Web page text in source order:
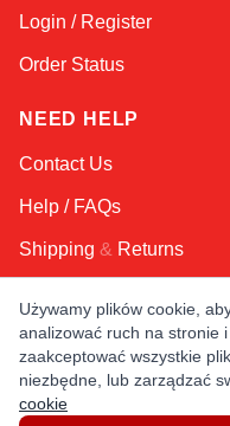
Login / Register
Order Status
NEED HELP
Contact Us
Help / FAQs
Shipping & Returns
KEEP
Email Address
Używamy plików cookie,
analizować ruch na stronie
zaakceptować wszystkie
niezbędne, lub zarządzać
cookie